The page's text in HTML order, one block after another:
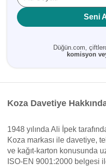
Seni
Düğün.com,
komisyon
Koza Davetiye
1948 yılında Ali İpek
Koza markası ile davetiye,
ve kağıt-karton konusunda
ISO-EN 9001:2000 belgesi